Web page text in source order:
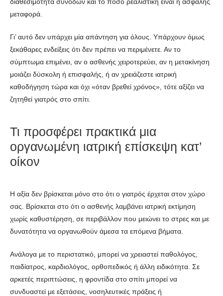
μεταφορά.
Γι’ αυτό δεν υπάρχει μία απάντηση για όλους. Υπάρχουν όμως
ξεκάθαρες ενδείξεις ότι δεν πρέπει να περιμένετε. Αν το
σύμπτωμα επιμένει, αν ο ασθενής χειροτερεύει, αν η μετακίνηση
μοιάζει δύσκολη ή επισφαλής, ή αν χρειάζεστε ιατρική
καθοδήγηση τώρα και όχι «όταν βρεθεί χρόνος», τότε αξίζει να
ζητηθεί γιατρός στο σπίτι.
Τι προσφέρει πρακτικά μια
οργανωμένη ιατρική επίσκεψη κατ’
οίκον
Η αξία δεν βρίσκεται μόνο στο ότι ο γιατρός έρχεται στον χώρο
σας. Βρίσκεται στο ότι ο ασθενής λαμβάνει ιατρική εκτίμηση
χωρίς καθυστέρηση, σε περιβάλλον που μειώνει το στρες και με
δυνατότητα να οργανωθούν άμεσα τα επόμενα βήματα.
Ανάλογα με το περιστατικό, μπορεί να χρειαστεί παθολόγος,
παιδίατρος, καρδιολόγος, ορθοπεδικός ή άλλη ειδικότητα. Σε
αρκετές περιπτώσεις, η φροντίδα στο σπίτι μπορεί να
συνδυαστεί με εξετάσεις, νοσηλευτικές πράξεις ή